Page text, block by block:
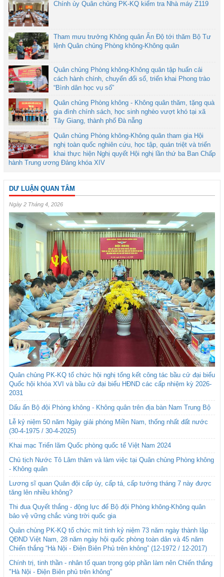
Chính ủy Quân chủng PK-KQ kiểm tra Nhà máy Z119
Tham mưu trưởng Không quân Ấn Độ tới thăm Bộ Tư
lệnh Quân chủng Phòng không-Không quân
Quân chủng Phòng không-Không quân tập huấn cải
cách hành chính, chuyển đổi số, triển khai Phong trào
“Bình dân học vụ số”
Quân chủng Phòng không - Không quân thăm, tặng quà
gia đình chính sách, học sinh nghèo vượt khó tại xã
Tây Giang, thành phố Đà nẵng
Quân chủng Phòng không-Không quân tham gia Hội
nghị toàn quốc nghiên cứu, học tập, quán triệt và triển
khai thực hiện Nghị quyết Hội nghị lần thứ ba Ban Chấp
hành Trung ương Đảng khóa XIV
DƯ LUẬN QUAN TÂM
Ngày 2 Tháng 4, 2026
Quân chủng PK-KQ tổ chức hội nghị tổng kết công tác bầu cử đại biểu
Quốc hội khóa XVI và bầu cử đại biểu HĐND các cấp nhiệm kỳ 2026-
2031
Dấu ấn Bộ đội Phòng không - Không quân trên địa bàn Nam Trung Bộ
Lễ kỷ niệm 50 năm Ngày giải phóng Miền Nam, thống nhất đất nước
(30-4-1975 / 30-4-2025)
Khai mạc Triển lãm Quốc phòng quốc tế Việt Nam 2024
Chủ tịch Nước Tô Lâm thăm và làm việc tại Quân chủng Phòng không
- Không quân
Lương sĩ quan Quân đội cấp úy, cấp tá, cấp tướng tháng 7 này được
tăng lên nhiều không?
Thi đua Quyết thắng - động lực để Bộ đội Phòng không-Không quân
bảo vệ vững chắc vùng trời quốc gia
Quân chủng PK-KQ tổ chức mít tinh kỷ niệm 73 năm ngày thành lập
QĐND Việt Nam, 28 năm ngày hội quốc phòng toàn dân và 45 năm
Chiến thắng “Hà Nội - Điện Biên Phủ trên không” (12-1972 / 12-2017)
Chính trị, tinh thần - nhân tố quan trọng góp phần làm nên Chiến thắng
"Hà Nội - Điện Biên phủ trên không"